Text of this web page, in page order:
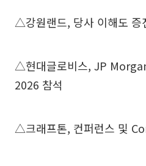
△강원랜드, 당사 이해도 증
△현대글로비스, JP
2026 참석
△크래프톤, 컨퍼런스 및